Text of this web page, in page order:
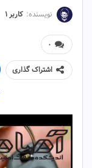
نویسنده: کاربر ۱
۰
اشتراک گذاری
ویدیو